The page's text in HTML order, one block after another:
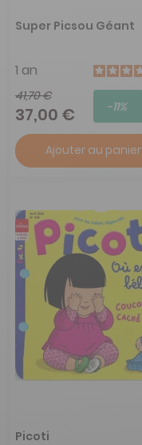
Super Picsou Géant
1 an
41,70 €
37,00 € -11%
Ajouter au panier
Picoti